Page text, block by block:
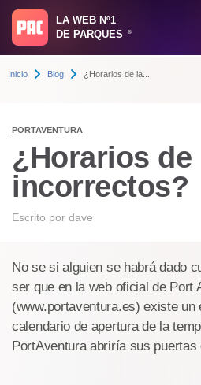
LA WEB Nº1
DE PARQUES
®
Inicio Blog ¿Horarios de la...
PORTAVENTURA
¿Horarios de
incorrectos?
Escrito por dave
No se si alguien se habrá dado
ser que en la web oficial de Port
(www.portaventura.es) existe un
calendario de apertura de la
PortAventura abriría sus puertas